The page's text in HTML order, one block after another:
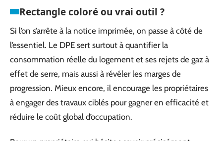
Rectangle coloré ou vrai outil ?
Si l’on s’arrête à la notice imprimée, on passe à côté de
l’essentiel. Le DPE sert surtout à quantifier la
consommation réelle du logement et ses rejets de gaz à
effet de serre, mais aussi à révéler les marges de
progression. Mieux encore, il encourage les propriétaires
à engager des travaux ciblés pour gagner en efficacité et
réduire le coût global d’occupation.